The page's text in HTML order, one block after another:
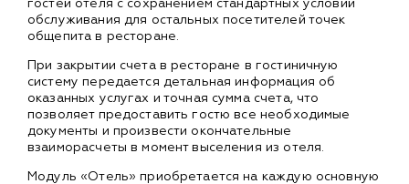
гостей отеля с сохранением стандартных условий
обслуживания для остальных посетителей точек
общепита в ресторане.
При закрытии счета в ресторане в гостиничную
систему передается детальная информация об
оказанных услугах и точная сумма счета, что
позволяет предоставить гостю все необходимые
документы и произвести окончательные
взаиморасчеты в момент выселения из отеля.
Модуль «Отель» приобретается на каждую основную